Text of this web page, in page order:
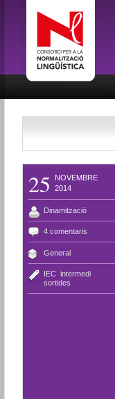
25
NOVEMBRE
2014
Dinamització
4 comentaris
General
IEC, intermedi,
sortides